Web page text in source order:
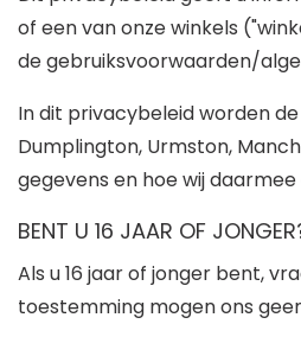
of een van onze winkels
de gebruiksvoorwaarden/
In dit privacybeleid worden
Dumplington, Urmston,
gegevens en hoe wij
BENT U 16 JAAR OF
Als u 16 jaar of jonger bent,
toestemming mogen ons